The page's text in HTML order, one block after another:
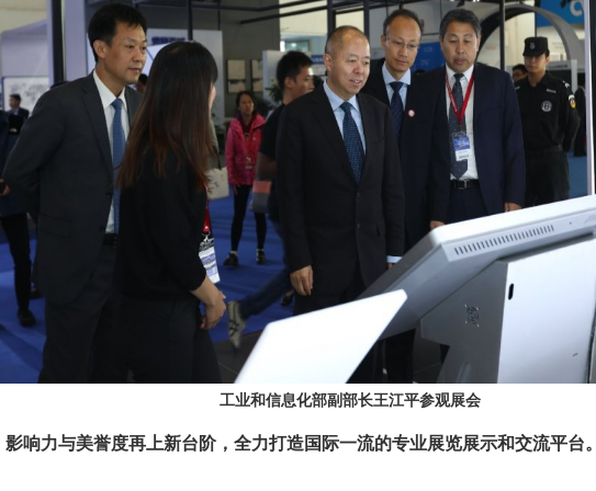
工业和信息化部副部长王江平参观展会
影响力与美誉度再上新台阶， 全力打造国际一流的专业展览展示和交流平台